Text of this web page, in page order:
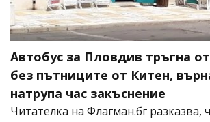
Автобус за Пловдив тръгна
без пътниците от Китен,
натрупа час закъснение
Читателка на Флагман.бг разказва,